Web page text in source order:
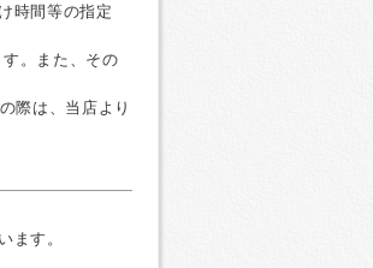
時間等の指定
。また、その
際は、当店より
ます。